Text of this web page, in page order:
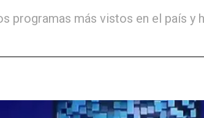
programas más vistos en el país y